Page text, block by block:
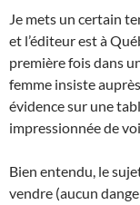
Je mets un certain
et l’éditeur est à
première fois dans
femme insiste
évidence sur une
impressionnée de
Bien entendu, le
vendre (aucun